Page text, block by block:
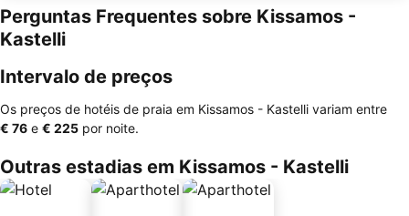
Perguntas Frequentes sobre Kissamos -
Kastelli
Intervalo de preços
Os preços de hotéis de praia em Kissamos - Kastelli variam entre
‎€ 76 e ‎€ 225 por noite.
Outras estadias em Kissamos - Kastelli